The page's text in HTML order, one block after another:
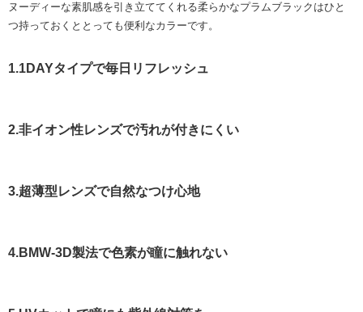
ヌーディーな素肌感を引き立ててくれる柔らかなプラムブラックはひと
つ持っておくととっても便利なカラーです。
1.1DAYタイプで毎日リフレッシュ
2.非イオン性レンズで汚れが付きにくい
3.超薄型レンズで自然なつけ心地
4.BMW-3D製法で色素が瞳に触れない